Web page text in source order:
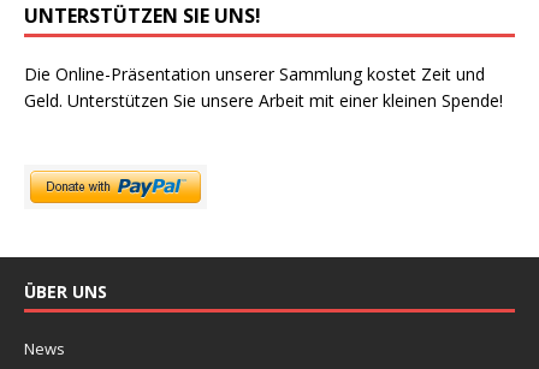
UNTERSTÜTZEN SIE UNS!
Die Online-Präsentation unserer Sammlung kostet Zeit und
Geld. Unterstützen Sie unsere Arbeit mit einer kleinen Spende!
ÜBER UNS
News